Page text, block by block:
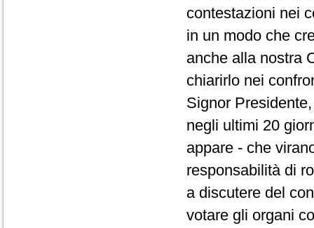
contestazioni nei
in un modo che
anche alla nostra
chiarirlo nei
Signor
negli ultimi 20
appare - che
responsabilità di
a discutere del
votare gli organi